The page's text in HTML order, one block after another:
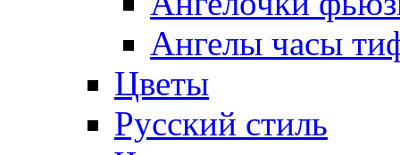
Ангелы часы
Цветы
Русский стиль